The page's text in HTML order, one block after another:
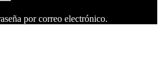
por correo electrónico.